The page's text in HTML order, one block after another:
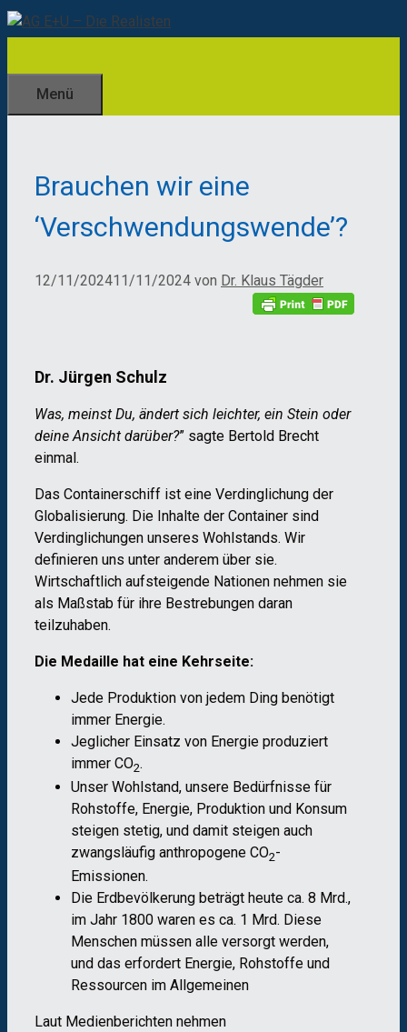
Zum
Inhalt
Menü
Brauchen wir eine
‘Verschwendungswende’?
12/11/202411/11/2024 von Dr. Klaus Tägder
Dr. Jürgen Schulz
Was, meinst Du, ändert sich leichter, ein Stein oder
deine Ansicht darüber?” sagte Bertold Brecht
einmal.
Das Containerschiff ist eine Verdinglichung der
Globalisierung. Die Inhalte der Container sind
Verdinglichungen unseres Wohlstands. Wir
definieren uns unter anderem über sie.
Wirtschaftlich aufsteigende Nationen nehmen sie
als Maßstab für ihre Bestrebungen daran
teilzuhaben.
Die Medaille hat eine Kehrseite:
Jede Produktion von jedem Ding benötigt
immer Energie.
Jeglicher Einsatz von Energie produziert
immer CO2.
Unser Wohlstand, unsere Bedürfnisse für
Rohstoffe, Energie, Produktion und Konsum
steigen stetig, und damit steigen auch
zwangsläufig anthropogene CO2-
Emissionen.
Die Erdbevölkerung beträgt heute ca. 8 Mrd.,
im Jahr 1800 waren es ca. 1 Mrd. Diese
Menschen müssen alle versorgt werden,
und das erfordert Energie, Rohstoffe und
Ressourcen im Allgemeinen
Laut Medienberichten nehmen